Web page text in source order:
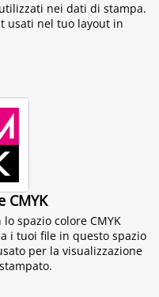
nei dati di stampa.
usati nel tuo layout in
CMYK
spazio colore CMYK
i tuoi file in questo spazio
per la visualizzazione